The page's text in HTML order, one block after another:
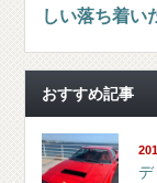
しい落ち着い
おすすめ記事
デ